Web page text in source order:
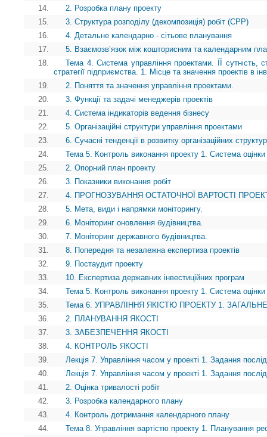
14.
2. Розробка плану проекту
15.
3. Структура розподілу (декомпозиція) робіт (СРР)
16.
4. Детальне календарно - сітьове планування
17.
5. Взаємозв’язок між кошторисним та календарним
18.
Тема 4. Система управління проектами. ЇЇ сутність,
стратегії підприємства. 1. Місце та значення проектів в
19.
2. Поняття та значення управління проектами.
20.
3. Функції та задачі менеджерів проектів
21.
4. Система індикаторів ведення бізнесу
22.
5. Організаційні структури управління проектами
23.
6. Сучасні тенденції в розвитку організаційних
24.
Тема 5. Контроль виконання проекту 1. Система оцінки
25.
2. Опорний план проекту
26.
3. Показники виконання робіт
27.
4. ПРОГНОЗУВАННЯ ОСТАТОЧНОЇ ВАРТОСТІ
28.
5. Мета, види і напрямки моніторингу.
29.
6. Моніторинг оновлення будівництва.
30.
7. Моніторинг державного будівництва.
31.
8. Попередня та незалежна експертиза проектів
32.
9. Постаудит проекту
33.
10. Експертиза державних інвестиційних програм
34.
Тема 5. Контроль виконання проекту 1. Система оцінки
35.
Тема 6. УПРАВЛІННЯ ЯКІСТЮ ПРОЕКТУ 1.
36.
2. ПЛАНУВАННЯ ЯКОСТІ
37.
3. ЗАБЕЗПЕЧЕННЯ ЯКОСТІ
38.
4. КОНТРОЛЬ ЯКОСТІ
39.
Лекція 7. Управління часом у проекті 1. Задання
40.
Лекція 7. Управління часом у проекті 1. Задання
41.
2. Оцінка тривалості робіт
42.
3. Розробка календарного плану
43.
4. Контроль дотримання календарного плану
44.
Тема 8. Управління вартістю проекту 1. Планування